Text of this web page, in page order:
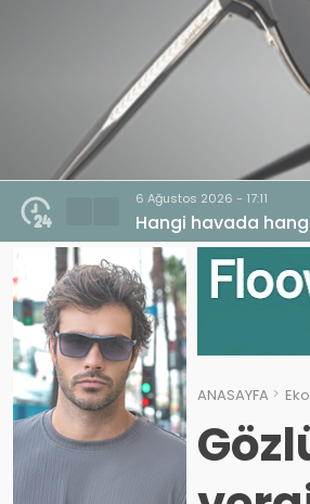
6 Ağustos 2026 - 17:11
Hangi havada
ANASAYFA